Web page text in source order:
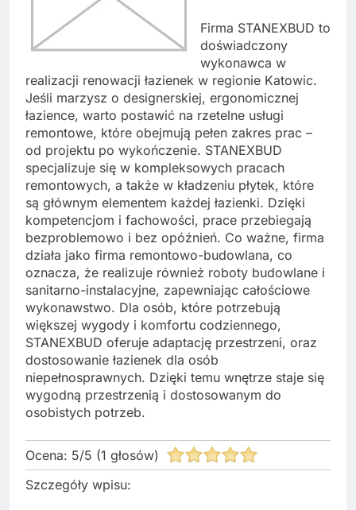
Firma STANEXBUD to
doświadczony
wykonawca w
realizacji renowacji łazienek w regionie Katowic.
Jeśli marzysz o designerskiej, ergonomicznej
łazience, warto postawić na rzetelne usługi
remontowe, które obejmują pełen zakres prac –
od projektu po wykończenie. STANEXBUD
specjalizuje się w kompleksowych pracach
remontowych, a także w kładzeniu płytek, które
są głównym elementem każdej łazienki. Dzięki
kompetencjom i fachowości, prace przebiegają
bezproblemowo i bez opóźnień. Co ważne, firma
działa jako firma remontowo-budowlana, co
oznacza, że realizuje również roboty budowlane i
sanitarno-instalacyjne, zapewniając całościowe
wykonawstwo. Dla osób, które potrzebują
większej wygody i komfortu codziennego,
STANEXBUD oferuje adaptację przestrzeni, oraz
dostosowanie łazienek dla osób
niepełnosprawnych. Dzięki temu wnętrze staje się
wygodną przestrzenią i dostosowanym do
osobistych potrzeb.
Ocena: 5/5 (1 głosów)
Szczegóły wpisu: